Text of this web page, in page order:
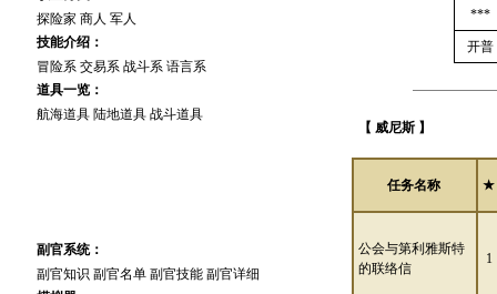
探险家 商人 军人
技能介绍：
冒险系 交易系 战斗系 语言系
道具一览：
航海道具 陆地道具 战斗道具
副官系统：
副官知识 副官名单 副官技能 副官详细
***
开普
【 威尼斯 】
任务名称 ★
公会与第利雅斯特
的联络信
1